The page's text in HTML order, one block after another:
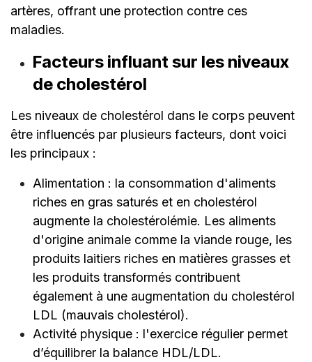
artères, offrant une protection contre ces
maladies.
Facteurs influant sur les niveaux
de cholestérol
Les niveaux de cholestérol dans le corps peuvent
être influencés par plusieurs facteurs, dont voici
les principaux :
Alimentation : la consommation d'aliments
riches en gras saturés et en cholestérol
augmente la cholestérolémie. Les aliments
d'origine animale comme la viande rouge, les
produits laitiers riches en matières grasses et
les produits transformés contribuent
également à une augmentation du cholestérol
LDL (mauvais cholestérol).
Activité physique : l'exercice régulier permet
d’équilibrer la balance HDL/LDL.